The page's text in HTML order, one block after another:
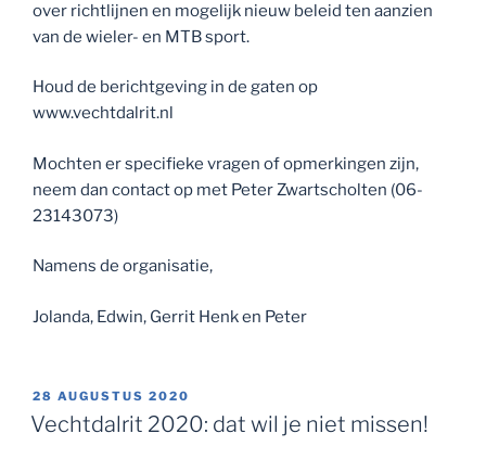
over richtlijnen en mogelijk nieuw beleid ten aanzien
van de wieler- en MTB sport.
Houd de berichtgeving in de gaten op
www.vechtdalrit.nl
Mochten er specifieke vragen of opmerkingen zijn,
neem dan contact op met Peter Zwartscholten (06-
23143073)
Namens de organisatie,
Jolanda, Edwin, Gerrit Henk en Peter
GEPLAATST
OP
28 AUGUSTUS 2020
Vechtdalrit 2020: dat wil je niet missen!